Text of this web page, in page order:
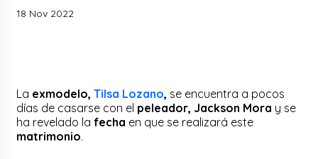
18 Nov 2022
La exmodelo,Tilsa Lozano, se encuentra a pocos
días de casarse con el peleador, Jackson Mora y se
ha revelado lafecha en que se realizará este
matrimonio.